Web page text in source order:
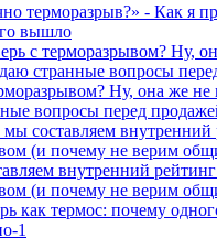
терморазрыв?» - Как я
вышло
Ну, она же
вопросы перед
внутренний
(и почему не верим